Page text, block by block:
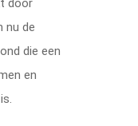
door
nu de
die een
en